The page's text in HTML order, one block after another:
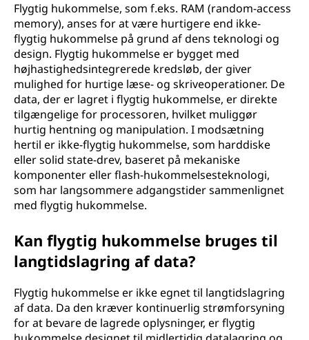
Flygtig hukommelse, som f.eks. RAM (random-access
memory), anses for at være hurtigere end ikke-
flygtig hukommelse på grund af dens teknologi og
design. Flygtig hukommelse er bygget med
højhastighedsintegrerede kredsløb, der giver
mulighed for hurtige læse- og skriveoperationer. De
data, der er lagret i flygtig hukommelse, er direkte
tilgængelige for processoren, hvilket muliggør
hurtig hentning og manipulation. I modsætning
hertil er ikke-flygtig hukommelse, som harddiske
eller solid state-drev, baseret på mekaniske
komponenter eller flash-hukommelsesteknologi,
som har langsommere adgangstider sammenlignet
med flygtig hukommelse.
Kan flygtig hukommelse bruges til
langtidslagring af data?
Flygtig hukommelse er ikke egnet til langtidslagring
af data. Da den kræver kontinuerlig strømforsyning
for at bevare de lagrede oplysninger, er flygtig